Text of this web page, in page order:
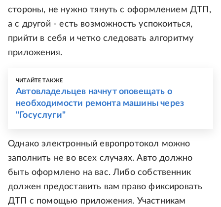
стороны, не нужно тянуть с оформлением ДТП,
а с другой - есть возможность успокоиться,
прийти в себя и четко следовать алгоритму
приложения.
ЧИТАЙТЕ ТАКЖЕ
Автовладельцев начнут оповещать о
необходимости ремонта машины через
"Госуслуги"
Однако электронный европротокол можно
заполнить не во всех случаях. Авто должно
быть оформлено на вас. Либо собственник
должен предоставить вам право фиксировать
ДТП с помощью приложения. Участникам